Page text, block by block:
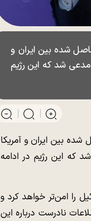
شده بین ایران و
مدعی شد که این رژیم
شده بین ایران و آمریکا
که این رژیم در ادامه
را امن‌تر خواهد کرد و
نادرست درباره این